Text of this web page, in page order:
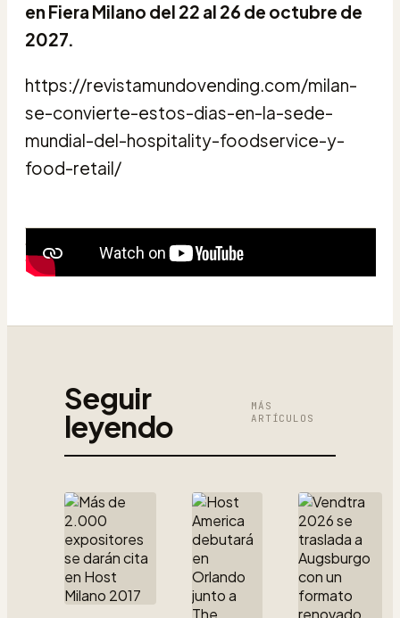
en Fiera Milano del 22 al 26 de octubre de
2027.
https://revistamundovending.com/milan-
se-convierte-estos-dias-en-la-sede-
mundial-del-hospitality-foodservice-y-
food-retail/
Seguir
leyendo
MÁS
ARTÍCULOS